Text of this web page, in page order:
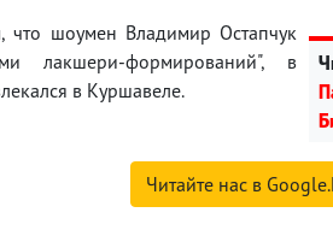
шоумен Владимир Остапчук
лакшери-формирований", в
в Куршавеле.
Читайте нас в